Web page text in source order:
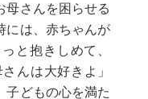
母さんを困らせる
には、赤ちゃんが
と抱きしめて、
んは大好きよ」
子どもの心を満た